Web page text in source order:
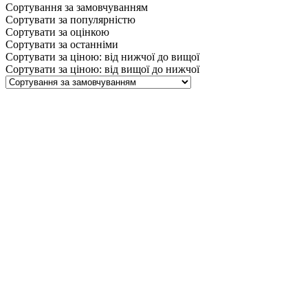
Сортування за замовчуванням
Сортувати за популярністю
Сортувати за оцінкою
Сортувати за останніми
Сортувати за ціною: від нижчої до вищої
Сортувати за ціною: від вищої до нижчої